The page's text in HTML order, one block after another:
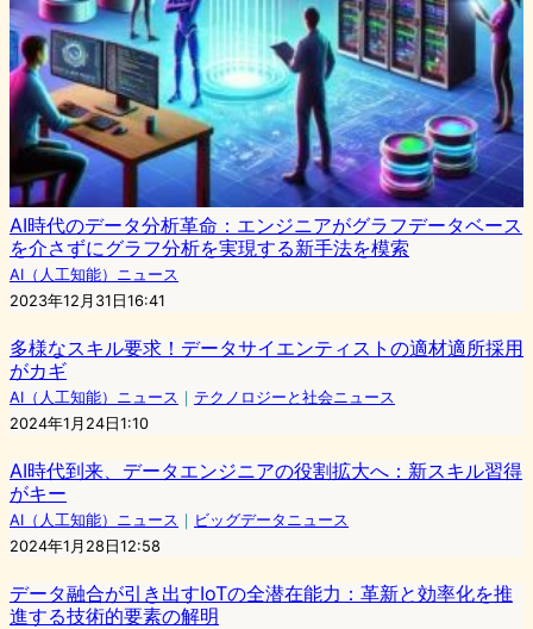
AI時代のデータ分析革命：エンジニアがグラフデータベース
を介さずにグラフ分析を実現する新手法を模索
AI（人工知能）ニュース
2023年12月31日16:41
多様なスキル要求！データサイエンティストの適材適所採用
がカギ
AI（人工知能）ニュース ｜ テクノロジーと社会ニュース
2024年1月24日1:10
AI時代到来、データエンジニアの役割拡大へ：新スキル習得
がキー
AI（人工知能）ニュース ｜ ビッグデータニュース
2024年1月28日12:58
データ融合が引き出すIoTの全潜在能力：革新と効率化を推
進する技術的要素の解明